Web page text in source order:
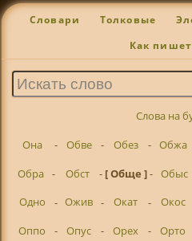
Словари Толковые
Как
Слова на
Она
- Обве - Обез - Обжа
Обра - Обст - [ Обще ]- Обыс
Одно
- Ожив - Окат - Окос
Оппо
- Опус - Орех - Орто